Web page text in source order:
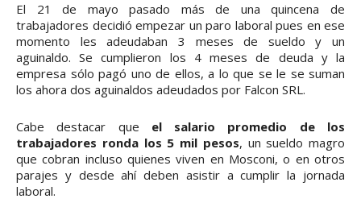
El 21 de mayo pasado más de una quincena de
trabajadores decidió empezar un paro laboral pues en ese
momento les adeudaban 3 meses de sueldo y un
aguinaldo. Se cumplieron los 4 meses de deuda y la
empresa sólo pagó uno de ellos, a lo que se le se suman
los ahora dos aguinaldos adeudados por Falcon SRL.
Cabe destacar que el salario promedio de los
trabajadores ronda los 5 mil pesos, un sueldo magro
que cobran incluso quienes viven en Mosconi, o en otros
parajes y desde ahí deben asistir a cumplir la jornada
laboral.